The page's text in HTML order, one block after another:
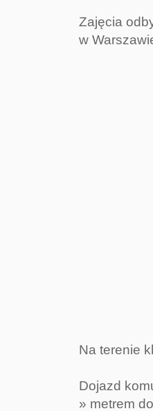
Zajęcia
w
Na terenie
Dojazd
» metrem